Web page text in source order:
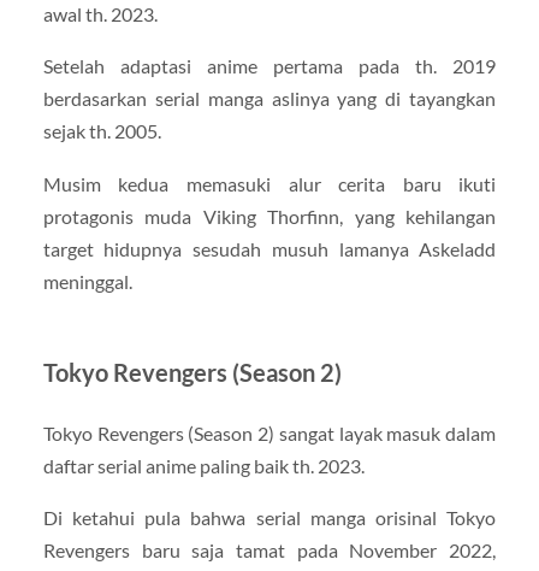
awal th. 2023.
Setelah adaptasi anime pertama pada th. 2019
berdasarkan serial manga aslinya yang di tayangkan
sejak th. 2005.
Musim kedua memasuki alur cerita baru ikuti
protagonis muda Viking Thorfinn, yang kehilangan
target hidupnya sesudah musuh lamanya Askeladd
meninggal.
Tokyo Revengers (Season 2)
Tokyo Revengers (Season 2) sangat layak masuk dalam
daftar serial anime paling baik th. 2023.
Di ketahui pula bahwa serial manga orisinal Tokyo
Revengers baru saja tamat pada November 2022,